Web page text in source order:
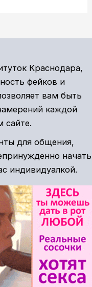
Краснодара,
фейков и
вам быть
каждой
сайте.
для общения,
начать
индивидуалкой.
анкетами
и красивые
вас прямо сейчас!
край